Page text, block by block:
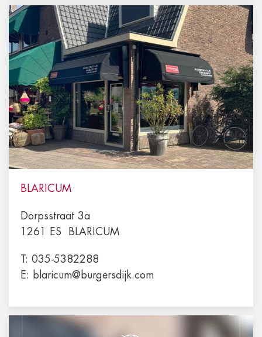
BLARICUM
Dorpsstraat 3a
1261 ES
BLARICUM
T: 035-5382288
E:
blaricum@burgersdijk.com